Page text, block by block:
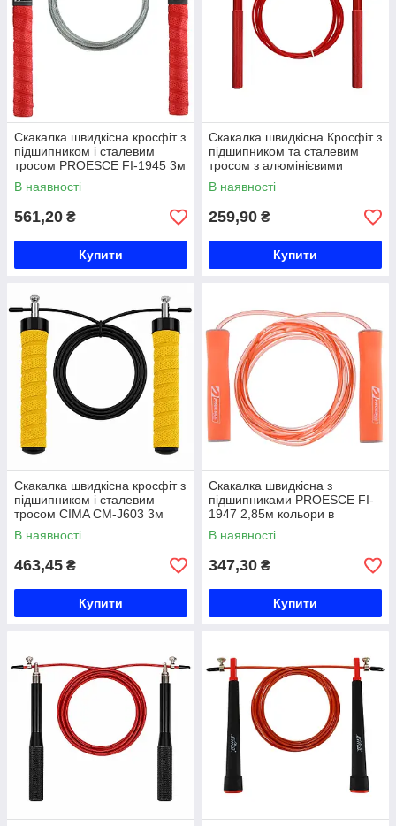
Скакалка швидкісна кросфіт з
підшипником і сталевим
тросом PROESCE FI-1945 3м
кольори в асортименті Код
FI-1945
В наявності
561,20 ₴
Купити
Скакалка швидкісна Кросфіт з
підшипником та сталевим
тросом з алюмінієвими
ручками CIMA FI-7430 l-3м
кольори в асортименті Код
В наявності
259,90 ₴
Купити
Скакалка швидкісна кросфіт з
підшипником і сталевим
тросом CIMA CM-J603 3м
кольори в асортименті Код
CM-J603
В наявності
463,45 ₴
Купити
Скакалка швидкісна з
підшипниками PROESCE FI-
1947 2,85м кольори в
асортименті Код FI-1947
В наявності
347,30 ₴
Купити